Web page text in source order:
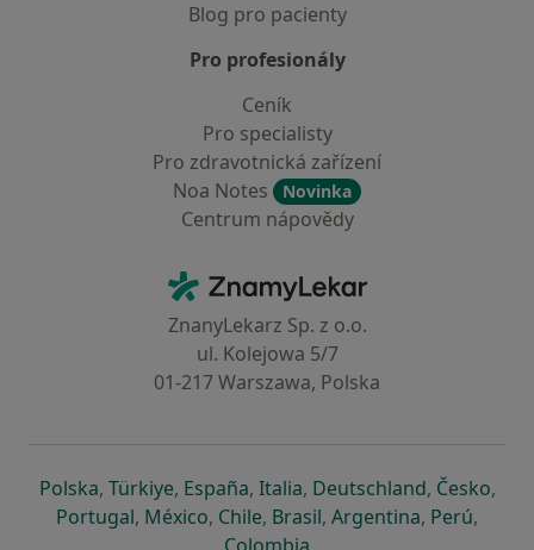
Blog pro pacienty
Pro profesionály
Ceník
Pro specialisty
Pro zdravotnická zařízení
Noa Notes
Novinka
Centrum nápovědy
ZnamyLekar - Hlavní stránka
ZnanyLekarz Sp. z o.o.
ul. Kolejowa 5/7
01-217 Warszawa, Polska
Polskase otevře v nové záložce
, Türkiyese otevře v nové záložce
, Españase otevře v nové záložce
, Italiase otevře v nové záložce
, Deutschlandse otevře v
, Českose
,
Portugalse otevře v nové záložce
, Méxicose otevře v nové záložce
, Chilese otevře v nové záložce
, Brasilse otevře v nové
, Argentinase otevře v
, Perúse
,